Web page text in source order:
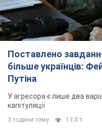
Поставлено
більше українців:
Путіна
У агресора є лише два
капітуляції
3 години тому 13,0 т.